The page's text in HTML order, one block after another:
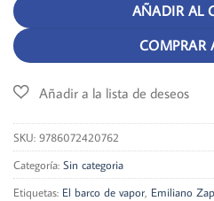
AÑADIR AL
COMPRAR
SKU: 9786072420762
Categoría: Sin categoria
Etiquetas: El barco de vapor Emiliano